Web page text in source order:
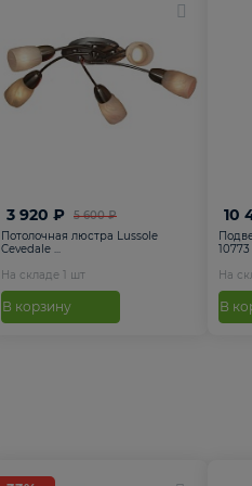
5 600 ₽
3 920 ₽
Потолочная люстра Lussole
Cevedale ...
На складе 1 шт
В корзину
10
10773
На
В